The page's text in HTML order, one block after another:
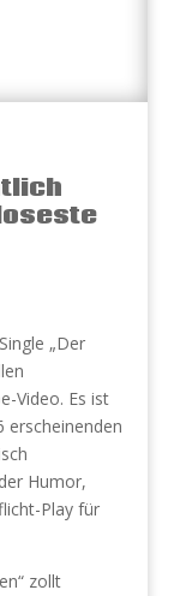
„Der
Video. Es ist
erscheinenden
Humor,
Play für
zollt